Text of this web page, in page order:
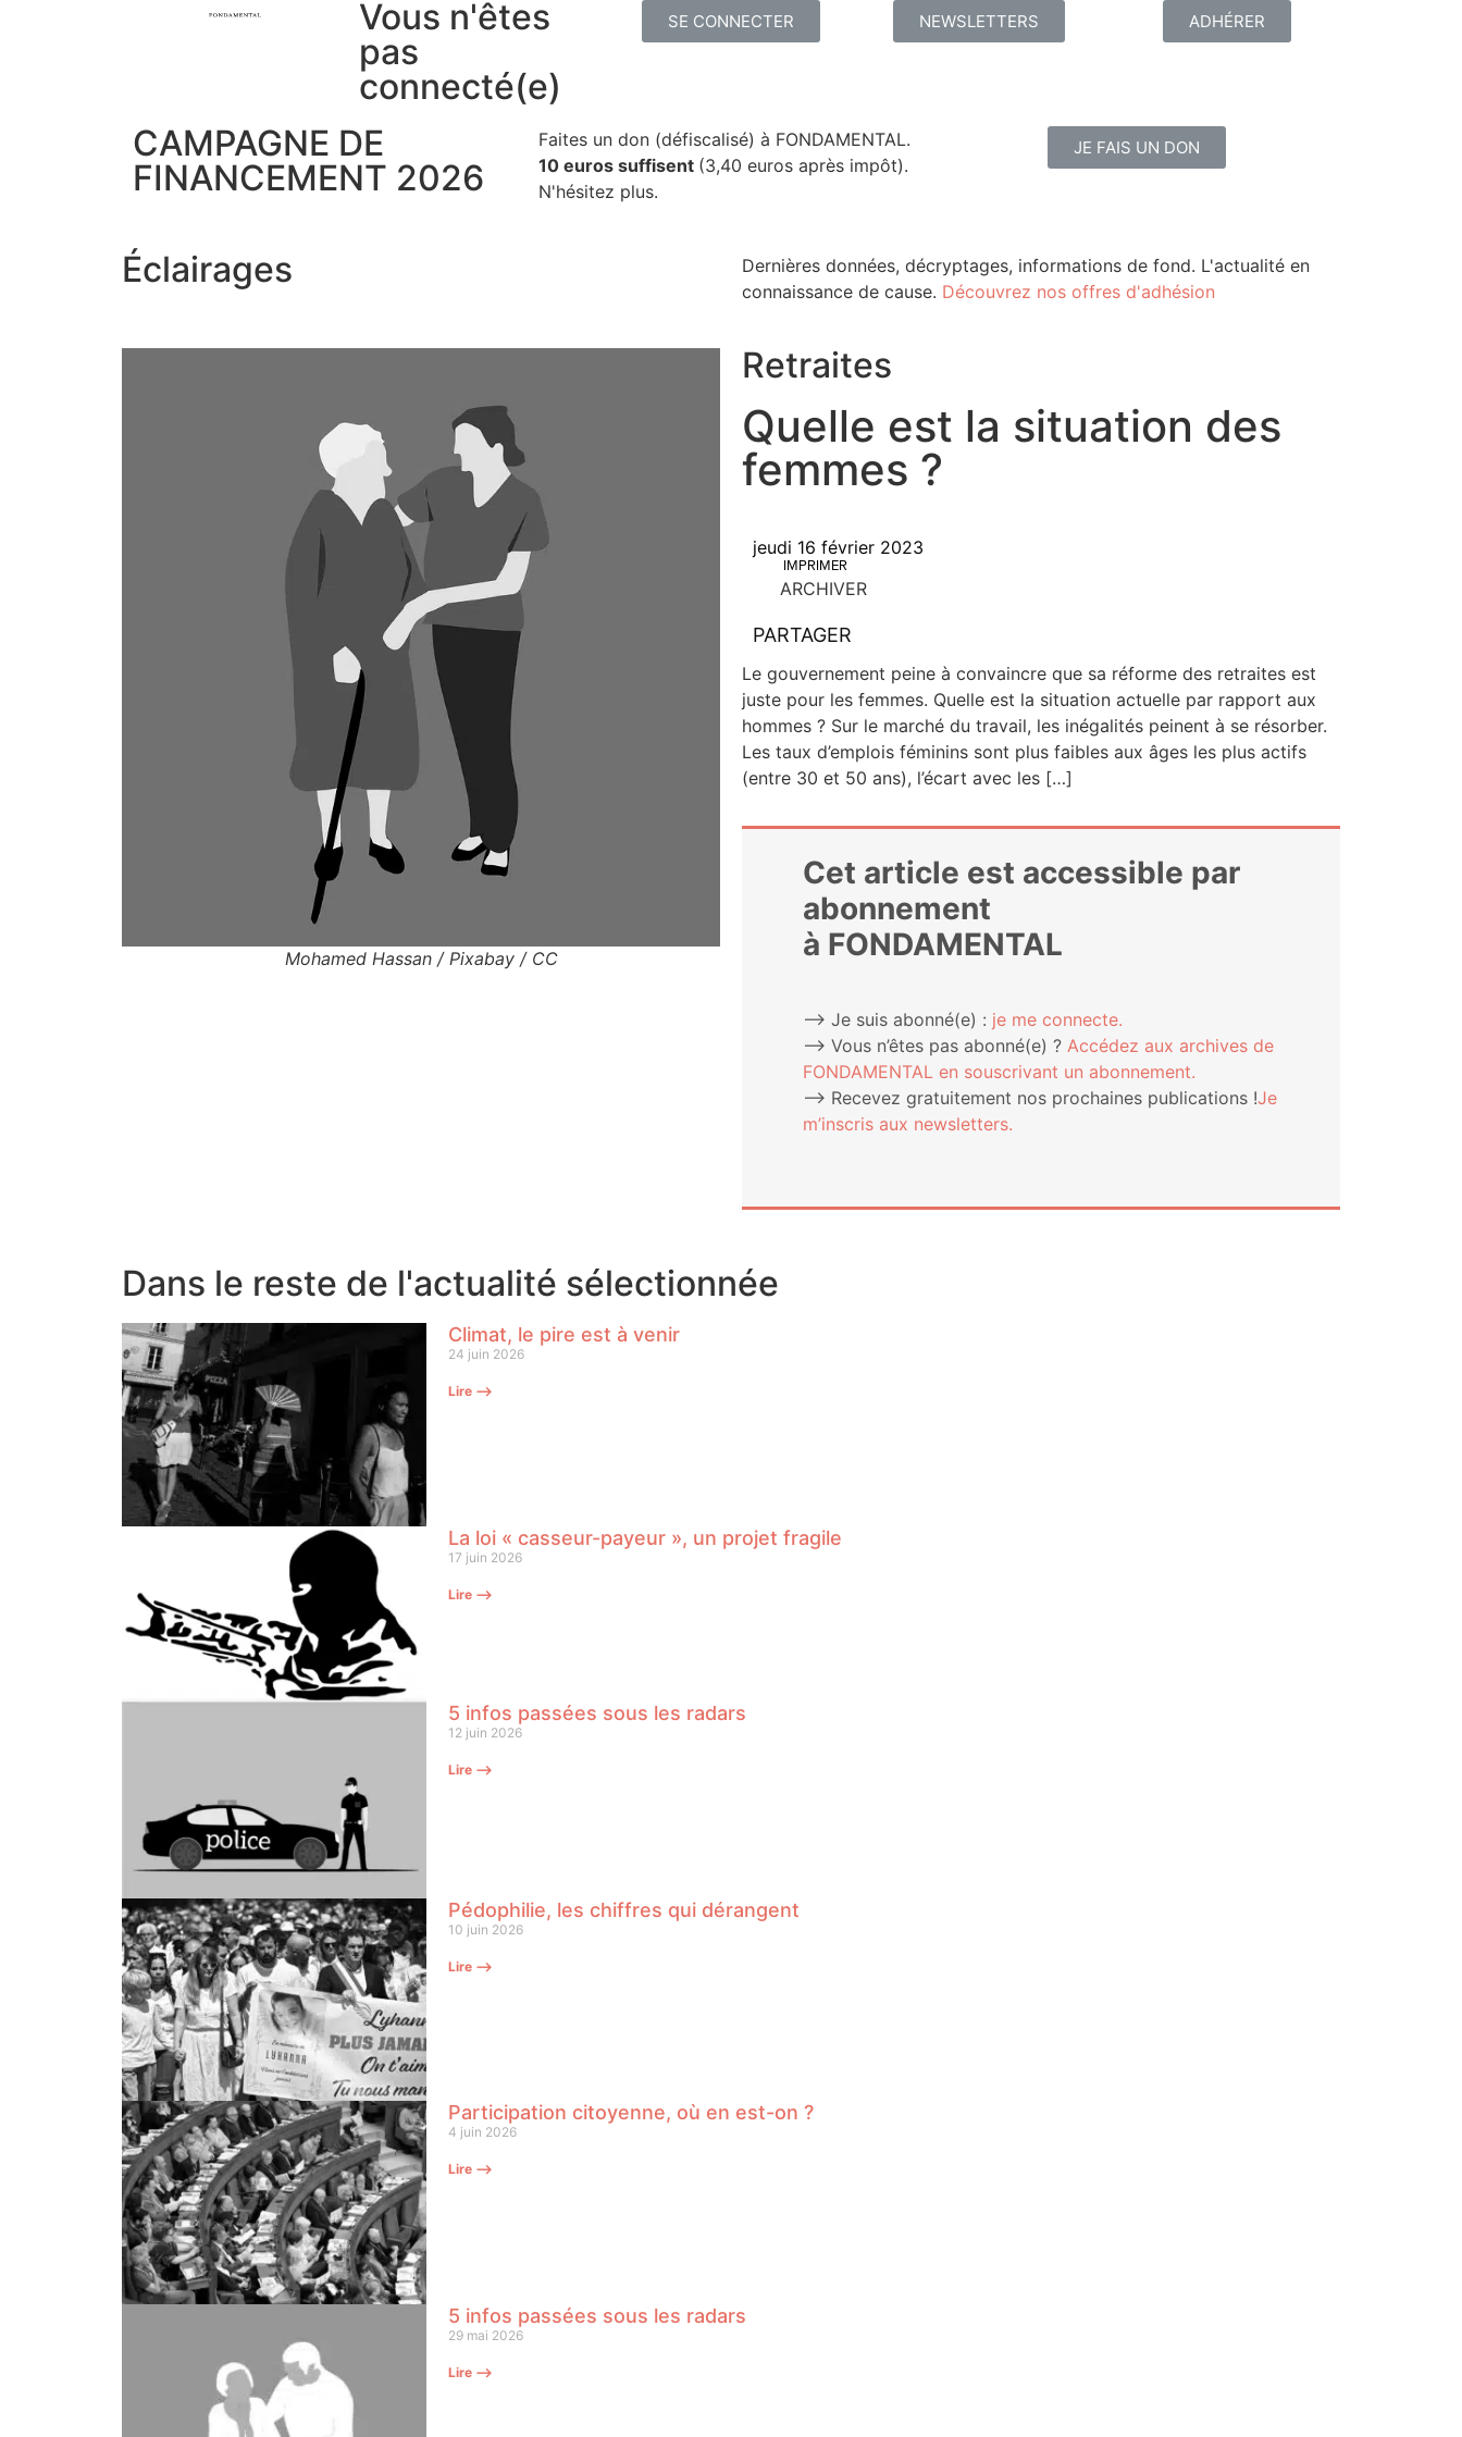
Vous n'êtes
pas
connecté(e)
SE CONNECTER NEWSLETTERS ADHÉRER
CAMPAGNE DE
FINANCEMENT 2026
Faites un don (défiscalisé) à FONDAMENTAL.
10 euros suffisent (3,40 euros après impôt).
N'hésitez plus.
JE FAIS UN DON
Éclairages
Dernières données, décryptages, informations de fond. L'actualité en
connaissance de cause. Découvrez nos offres d'adhésion
Mohamed Hassan / Pixabay / CC
Retraites
Quelle est la situation des
femmes ?
jeudi 16 février 2023
IMPRIMER
ARCHIVER
PARTAGER
Le gou­ver­ne­ment peine à convaincre que sa réforme des retraites est
juste pour les femmes. Quelle est la situa­tion actuelle par rap­port aux
hommes ? Sur le mar­ché du tra­vail, les inéga­li­tés peinent à se résor­ber.
Les taux d’emplois fémi­nins sont plus faibles aux âges les plus actifs
(entre 30 et 50 ans), l’écart avec les […]
Cet article est accessible par
abonnement
à FONDAMENTAL
⟶ Je suis abonné(e) : je me connecte.
⟶ Vous n’êtes pas abonné(e) ? Accé­dez aux archives de
FONDAMENTAL en sous­cri­vant un abonnement.
⟶ Rece­vez gra­tui­te­ment nos pro­chaines publi­ca­tions !Je
m’ins­cris aux newsletters.
Dans le reste de l'actualité sélectionnée
Climat, le pire est à venir
24 juin 2026
Lire ⟶
La loi « casseur-payeur », un projet fragile
17 juin 2026
Lire ⟶
5 infos passées sous les radars
12 juin 2026
Lire ⟶
Pédophilie, les chiffres qui dérangent
10 juin 2026
Lire ⟶
Participation citoyenne, où en est-on ?
4 juin 2026
Lire ⟶
5 infos passées sous les radars
29 mai 2026
Lire ⟶